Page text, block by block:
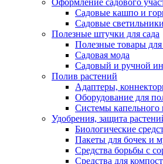
Оформление садового
Садовые кашпо и
Садовые
Полезные штучки для сада
Полезные товары для
Садовая мода
Садовый и ручной
Полив растений
Адаптеры,
Оборудование для
Системы капельного
Удобрения, защита
Биологические
Пакеты для бочек и
Средства борьбы с
Средства для